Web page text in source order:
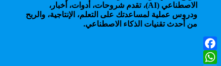
الاصطناعي (AI)، تقدم شروحات، أدوات، أخبار،
ودروس عملية لمساعدتك على التعلم، الإنتاجية، والربح
من أحدث تقنيات الذكاء الاصطناعي.
Facebook